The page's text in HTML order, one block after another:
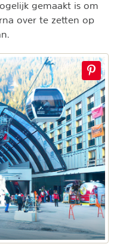
gemaakt is om
over te zetten op